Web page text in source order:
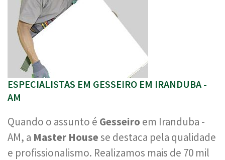
ESPECIALISTAS EM GESSEIRO EM IRANDUBA -
AM
Quando o assunto é Gesseiro em Iranduba -
AM, a Master Housese destaca pela qualidade
e profissionalismo. Realizamos mais de 70 mil